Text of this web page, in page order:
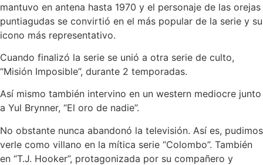
mantuvo en antena hasta 1970 y el personaje de las orejas
puntiagudas se convirtió en el más popular de la serie y su
icono más representativo.
Cuando finalizó la serie se unió a otra serie de culto,
“Misión Imposible”, durante 2 temporadas.
Así mismo también intervino en un western mediocre junto
a Yul Brynner, “El oro de nadie”.
No obstante nunca abandonó la televisión. Así es, pudimos
verle como villano en la mítica serie “Colombo”. También
en “T.J. Hooker”, protagonizada por su compañero y